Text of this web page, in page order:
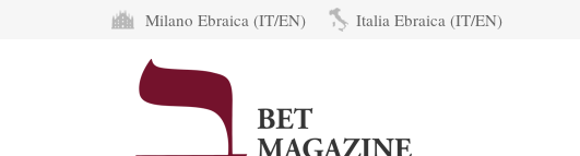
Milano Ebraica (IT/EN) Italia Ebraica (IT/EN)